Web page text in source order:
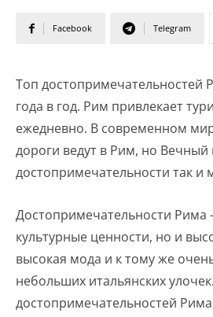
Facebook Telegram
Топ достопримечательностей
года в год. Рим привлекает
ежедневно. В современном
дороги ведут в Рим, но Вечный
достопримечательности так и
Достопримечательности Рима
культурные ценности, но и
высокая мода и к тому же
небольших итальянских
достопримечательностей